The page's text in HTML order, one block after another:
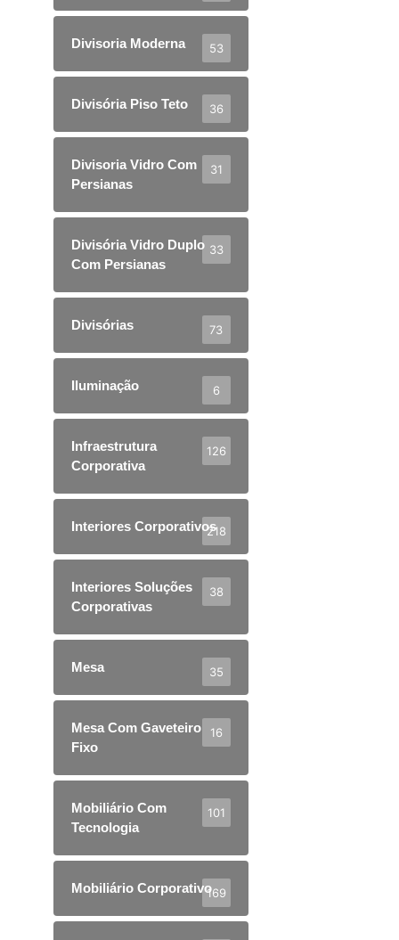
Divisoria Moderna 53
Divisória Piso Teto 36
Divisoria Vidro Com
Persianas
31
Divisória Vidro Duplo
Com Persianas
33
Divisórias 73
Iluminação 6
Infraestrutura
Corporativa
126
Interiores Corporativos218
Interiores Soluções
Corporativas
38
Mesa 35
Mesa Com Gaveteiro
Fixo
16
Mobiliário Com
Tecnologia
101
Mobiliário Corporativo169